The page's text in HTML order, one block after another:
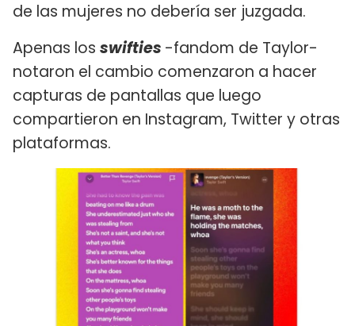
de las mujeres no debería ser juzgada.
Apenas los swifties -fandom de Taylor-
notaron el cambio comenzaron a hacer
capturas de pantallas que luego
compartieron en Instagram, Twitter y otras
plataformas.